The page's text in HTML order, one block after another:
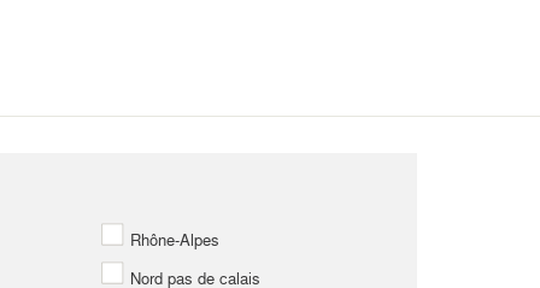
Rhône-Alpes
Nord pas de calais